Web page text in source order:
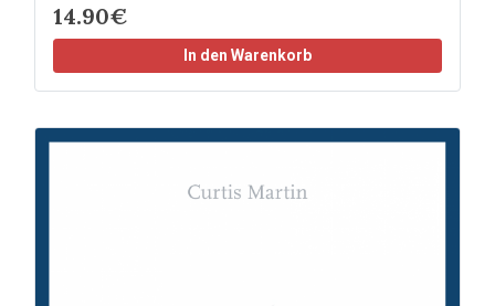
14.90€
In den Warenkorb